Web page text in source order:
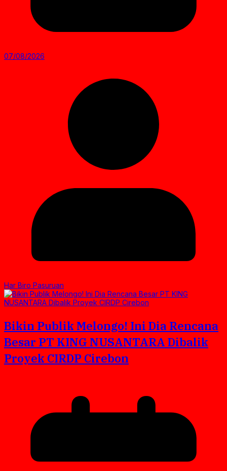
07/08/2026
Har Biro Pasuruan
Bikin Publik Melongo! Ini Dia Rencana
Besar PT KING NUSANTARA Dibalik
Proyek CIRDP Cirebon